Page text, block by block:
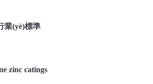
業(yè)標準
zinc catings